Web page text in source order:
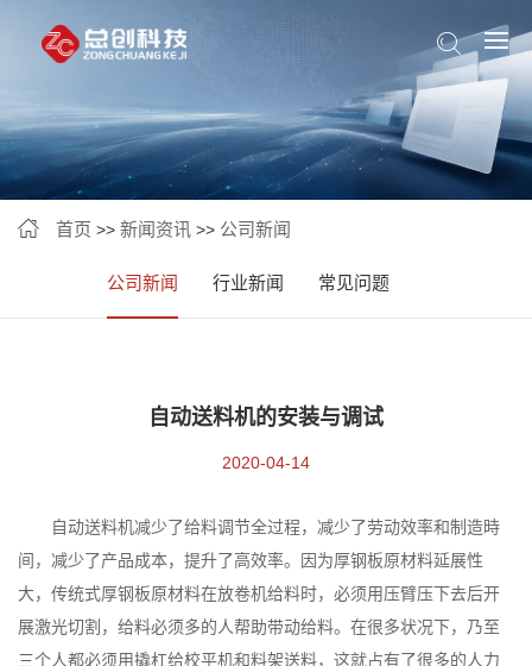
首页 >> 新闻资讯 >> 公司新闻
公司新闻 行业新闻 常见问题
自动送料机的安装与调试
2020-04-14
自动送料机减少了给料调节全过程，减少了劳动效率和制造時
间，减少了产品成本，提升了高效率。因为厚钢板原材料延展性
大，传统式厚钢板原材料在放卷机给料时，必须用压臂压下去后开
展激光切割，给料必须多的人帮助带动给料。在很多状况下，乃至
三个人都必须用撬杠给校平机和料架送料，这就占有了很多的人力